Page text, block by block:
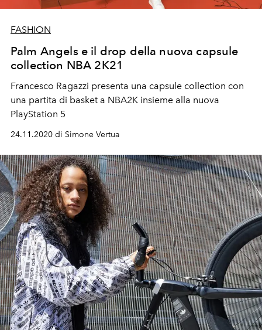
FASHION
Palm Angels e il drop della nuova capsule
collection NBA 2K21
Francesco Ragazzi presenta una capsule collection con
una partita di basket a NBA2K insieme alla nuova
PlayStation 5
24.11.2020 di Simone Vertua